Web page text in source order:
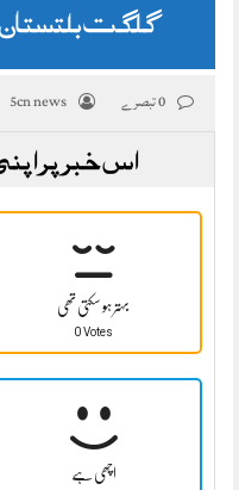
گلگت
5cn news
اس خبر پر
بہتر ہو سکتی تھی
0 Votes
اچھی ہے